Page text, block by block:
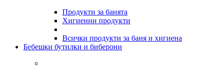
Продукти за банята
Хигиенни продукти
Всички продукти за баня и хигиена
Бебешки бутилки и биберони